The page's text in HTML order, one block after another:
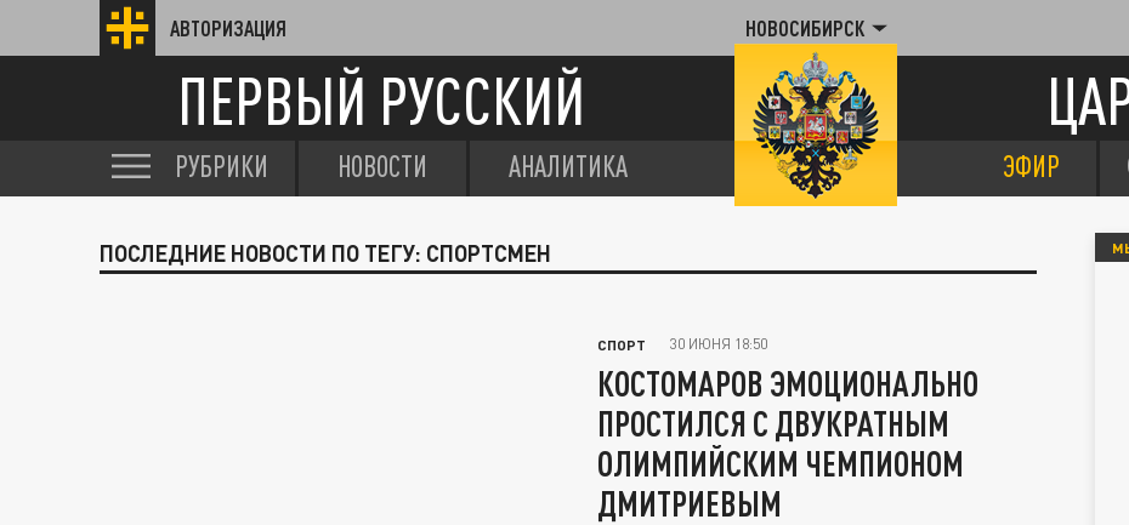
АВТОРИЗАЦИЯ НОВОСИБИРСК
ПЕРВЫЙ РУССКИЙ
РУБРИКИ НОВОСТИ АНАЛИТИКА ЭФИР
ПОСЛЕДНИЕ НОВОСТИ ПО ТЕГУ: СПОРТСМЕН
СПОРТ 30 ИЮНЯ 18:50
КОСТОМАРОВ ЭМОЦИОНАЛЬНО
ПРОСТИЛСЯ С ДВУКРАТНЫМ
ОЛИМПИЙСКИМ ЧЕМПИОНОМ
ДМИТРИЕВЫМ